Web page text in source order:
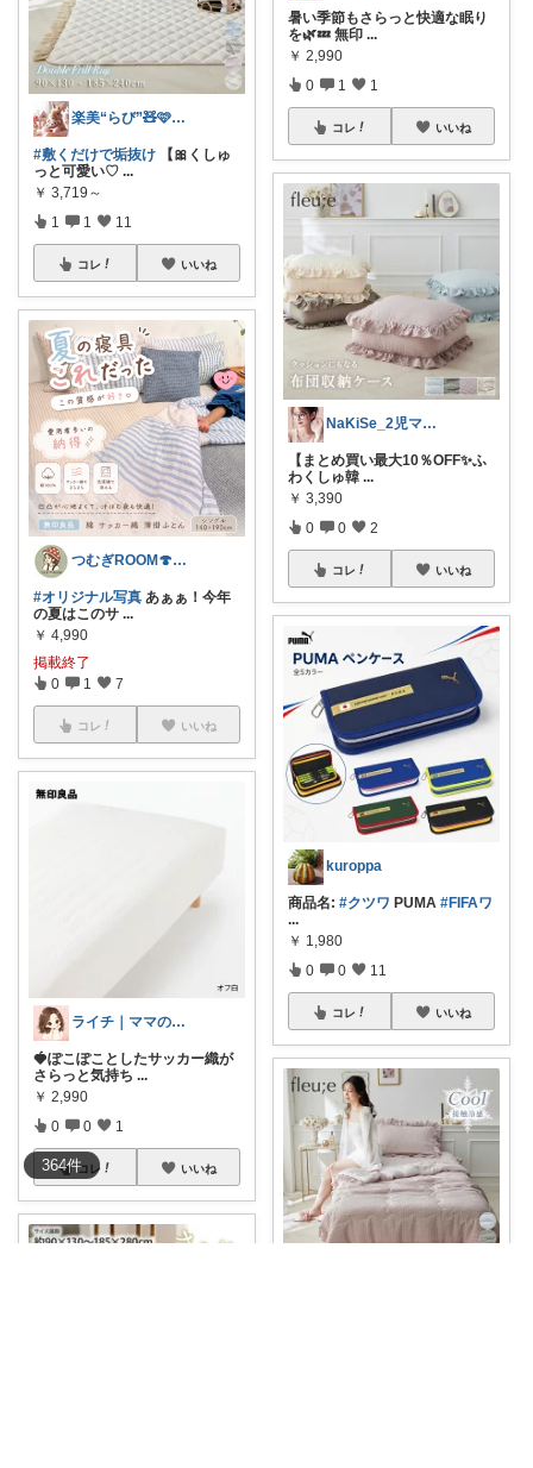
364件
楽美“らび”🧸🩷ピンク大好き3児ママ
#敷くだけで垢抜け 【🎀くしゅ
っと可愛い♡ ...
￥ 3,719～
1 1 11
コレ いいね
つむぎROOM🍄ゆるりと整う暮らし👬
#オリジナル写真 あぁぁ！今年
の夏はこのサ ...
￥ 4,990
掲載終了
0 1 7
コレ いいね
ライチ｜ママの時短美容&お出かけグッズ
🍓ぽこぽことしたサッカー織が
さらっと気持ち ...
￥ 2,990
0 0 1
コレ いいね
暑い季節もさらっと快適な眠り
を🌿💤 無印 ...
￥ 2,990
0 1 1
コレ いいね
NaKiSe_2児ママ🌸訪問感謝です
【まとめ買い最大10％OFF✨ふ
わくしゅ韓 ...
￥ 3,390
0 0 2
コレ いいね
kuroppa
商品名: #クツワ PUMA #FIFAワ
...
￥ 1,980
0 0 11
コレ いいね